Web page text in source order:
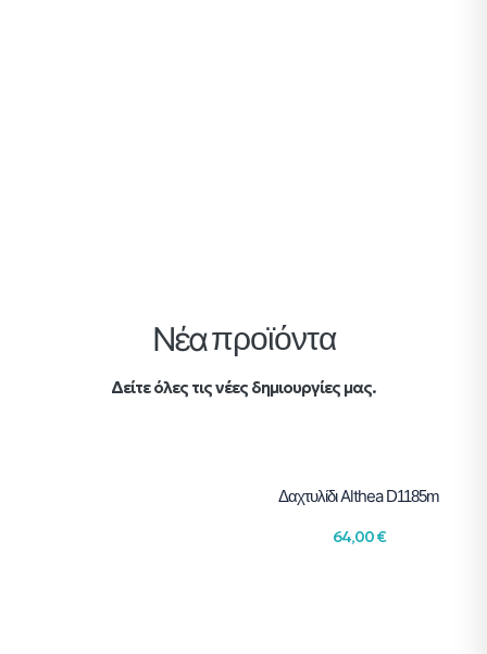
Νέαπροϊόντα
Δείτε όλες τις νέες δημιουργίες μας.
ΔαχτυλίδιAltheaD1185m
64,00€